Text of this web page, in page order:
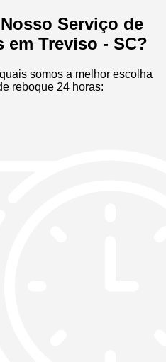
Serviço de
em Treviso - SC?
somos a melhor escolha
reboque 24 horas: